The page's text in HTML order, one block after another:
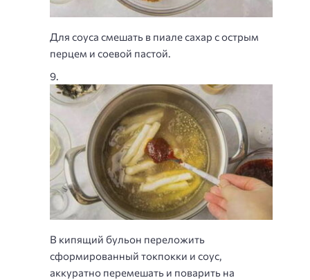
Для соуса смешать в пиале сахар с острым
перцем и соевой пастой.
В кипящий бульон переложить
сформированный токпокки и соус,
аккуратно перемешать и поварить на